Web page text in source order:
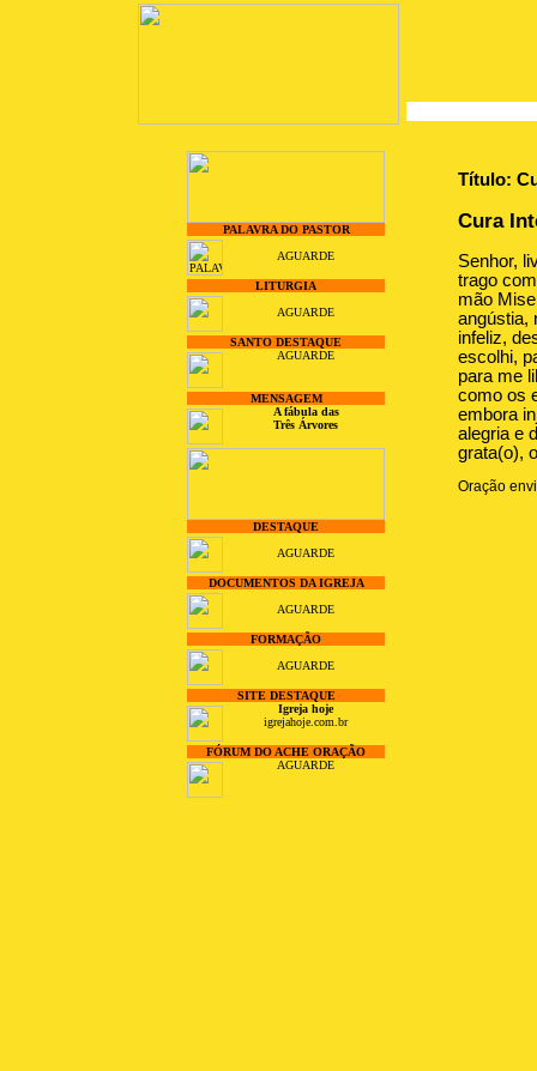
PALAVRA DO PASTOR
AGUARDE
LITURGIA
AGUARDE
SANTO DESTAQUE
AGUARDE
MENSAGEM
A fábula das
Três Árvores
DESTAQUE
AGUARDE
DOCUMENTOS DA IGREJA
AGUARDE
FORMAÇÃO
AGUARDE
SITE DESTAQUE
Igreja hoje
igrejahoje.com.br
FÓRUM DO ACHE ORAÇÃO
AGUARDE
Título:
Cura
Senhor,
trago
mão
angústia,
infeliz,
escolhi,
para me
como os
embora
alegria e
grata(o),
Oração